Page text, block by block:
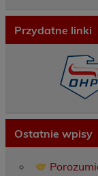
Przydatne linki
Ostatnie wpisy